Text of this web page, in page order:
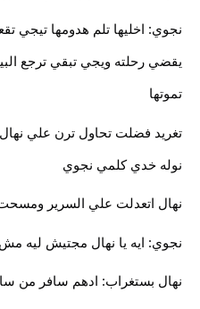
نجوي: اخليها تلم هدومها تيجي
يقضي رحلته ويجي تبقي ترجع
تموتها
تغريد فضلت تحاول ترن علي
نوله خدي كلمي نجوي
نهال اتعدلت علي السرير ومسحت
نجوي: ايه يا نهال مجتيش ليه
نهال بستغراب: ادهم سافر من